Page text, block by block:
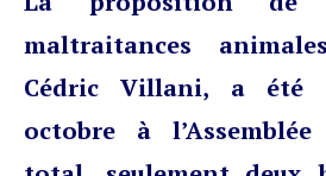
maltraitances
Cédric Villani, a été
octobre à